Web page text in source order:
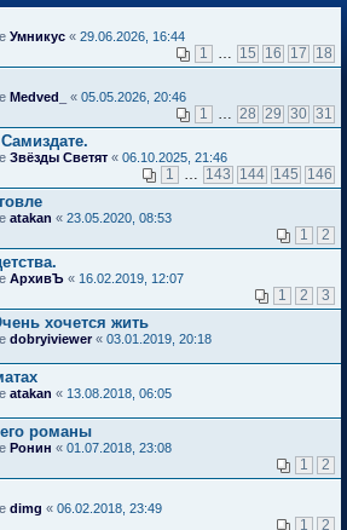
Умникус « 29.06.2026, 16:44
1 15 16 17 18
Medved_ « 05.05.2026, 20:46
1 28 29 30 31
Звёзды Светят « 06.10.2025, 21:46
1 143 144 145 146
atakan « 23.05.2020, 08:53
1 2
АрхивЪ « 16.02.2019, 12:07
1 2 3
хочется жить
dobryiviewer« 03.01.2019, 20:18
atakan « 13.08.2018, 06:05
романы
Ронин « 01.07.2018, 23:08
1 2
dimg « 06.02.2018, 23:49
1 2